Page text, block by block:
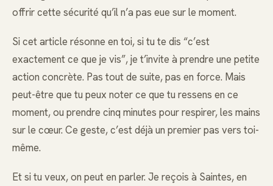
offrir cette sécurité qu’il n’a pas eue sur le moment.
Si cet article résonne en toi, si tu te dis “c’est
exactement ce que je vis”, je t’invite à prendre une petite
action concrète. Pas tout de suite, pas en force. Mais
peut-être que tu peux noter ce que tu ressens en ce
moment, ou prendre cinq minutes pour respirer, les mains
sur le cœur. Ce geste, c’est déjà un premier pas vers toi-
même.
Et si tu veux, on peut en parler. Je reçois à Saintes, en